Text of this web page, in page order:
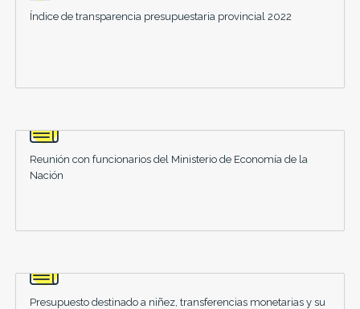
Índice de transparencia presupuestaria provincial 2022
Reunión con funcionarios del Ministerio de Economía de la
Nación
Presupuesto destinado a niñez, transferencias monetarias y su